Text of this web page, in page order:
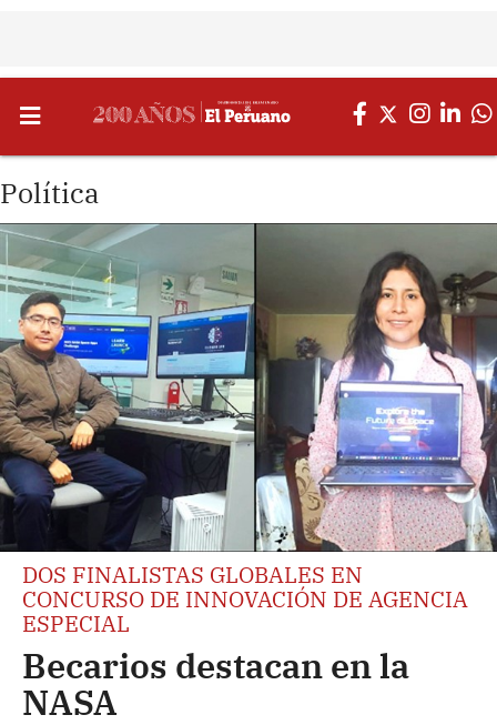
Política
DOS FINALISTAS GLOBALES EN
CONCURSO DE INNOVACIÓN DE AGENCIA
ESPECIAL
Becarios destacan en la
NASA